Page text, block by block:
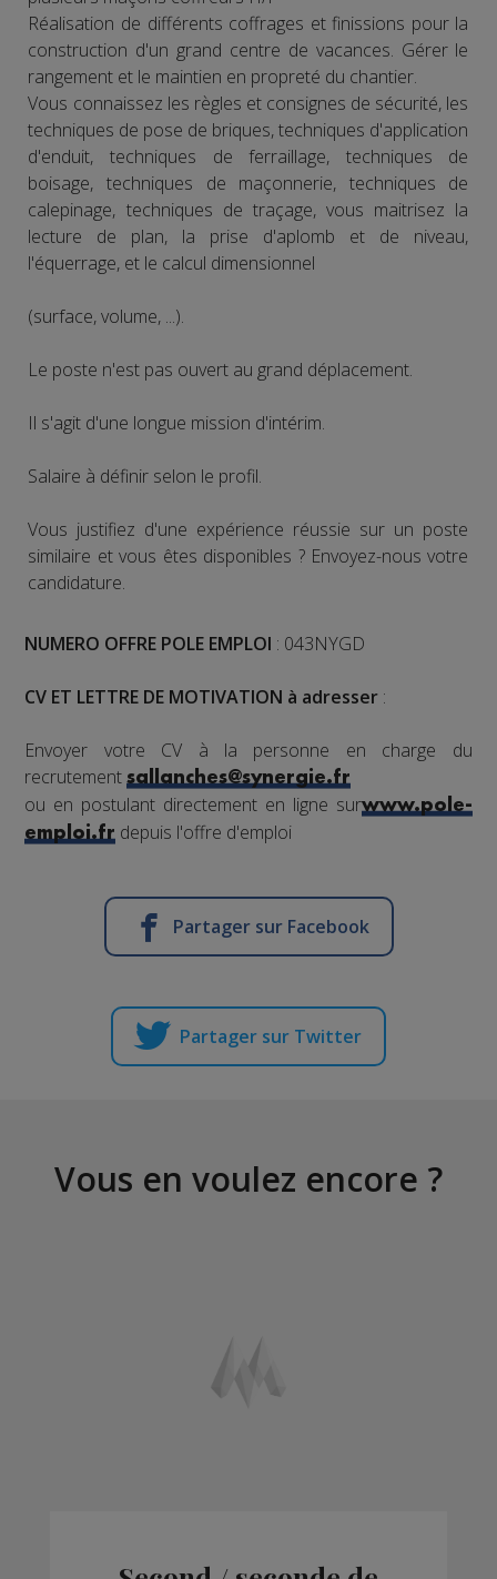
Réalisation de différents coffrages et finissions pour la
construction d'un grand centre de vacances. Gérer le
rangement et le maintien en propreté du chantier.
Vous connaissez les règles et consignes de sécurité, les
techniques de pose de briques, techniques d'application
d'enduit, techniques de ferraillage, techniques de
boisage, techniques de maçonnerie, techniques de
calepinage, techniques de traçage, vous maitrisez la
lecture de plan, la prise d'aplomb et de niveau,
l'équerrage, et le calcul dimensionnel
(surface, volume, ...).
Le poste n'est pas ouvert au grand déplacement.
Il s'agit d'une longue mission d'intérim.
Salaire à définir selon le profil.
Vous justifiez d'une expérience réussie sur un poste
similaire et vous êtes disponibles ? Envoyez-nous votre
candidature.
NUMERO OFFRE POLE EMPLOI : 043NYGD
CV ET LETTRE DE MOTIVATION à adresser :
Envoyer votre CV à la personne en charge du
recrutementsallanches@synergie.fr
ou en postulant directement en ligne surwww.pole-
emploi.fr depuis l'offre d'emploi
Partager sur Facebook
Partager sur Twitter
Vous en voulez encore ?